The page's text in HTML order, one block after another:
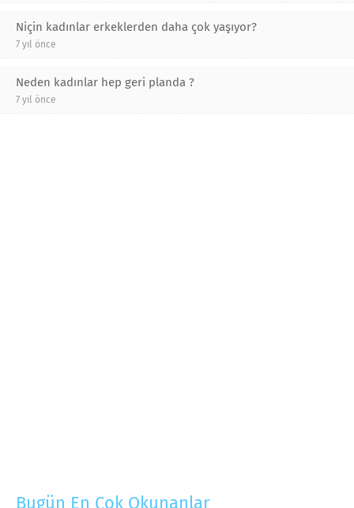
Niçin kadınlar erkeklerden daha çok yaşıyor?
7 yıl önce
Neden kadınlar hep geri planda ?
7 yıl önce
Bugün En Çok Okunanlar